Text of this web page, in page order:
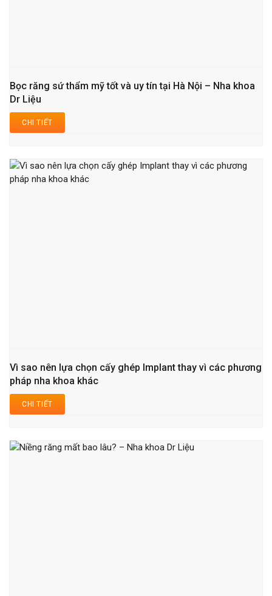
Bọc răng sứ thẩm mỹ tốt và uy tín tại Hà Nội – Nha khoa
Dr Liệu
CHI TIẾT
Vì sao nên lựa chọn cấy ghép Implant thay vì các phương
pháp nha khoa khác
CHI TIẾT